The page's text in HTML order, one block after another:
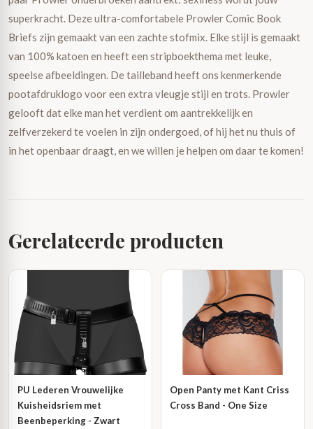
superkracht. Deze ultra-comfortabele Prowler Comic Book
Briefs zijn gemaakt van een zachte stofmix. Elke stijl is gemaakt
van 100% katoen en heeft een stripboekthema met leuke,
speelse afbeeldingen. De tailleband heeft ons kenmerkende
pootafdruklogo voor een extra vleugje stijl en trots. Prowler
gelooft dat elke man het verdient om aantrekkelijk en
zelfverzekerd te voelen in zijn ondergoed, of hij het nu thuis of
in het openbaar draagt, en we willen je helpen om daar te komen!
Gerelateerde producten
PU Lederen Vrouwelijke
Kuisheidsriem met
Beenbeperking - Zwart
Open Panty met Kant Criss
Cross Band - One Size